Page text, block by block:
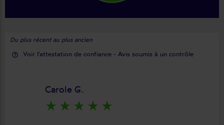
Du plus récent au plus ancien
help_outline Voir l'attestation de confiance - Avis soumis à un contrôle
Carole G.
star_rate star_rate star_rate star_rate star_rate